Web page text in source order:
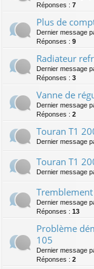
Réponses : 7
Plus de
Dernier message
Réponses : 9
Radiateur
Dernier message
Réponses : 3
Vanne de
Dernier message
Réponses : 2
Touran T1
Dernier message
Touran T1
Dernier message
Dernier message
Réponses : 13
Problème
105
Dernier message
Réponses : 2